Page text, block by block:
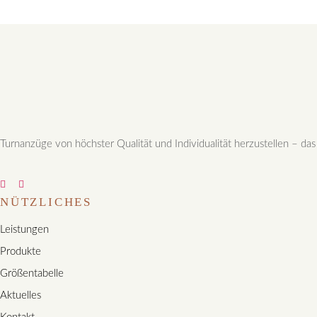
Turnanzüge von höchster Qualität und Individualität herzustellen –
NÜTZLICHES
Leistungen
Produkte
Größentabelle
Aktuelles